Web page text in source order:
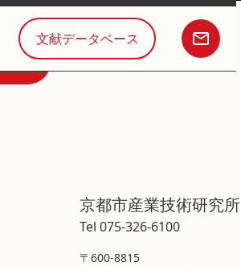
文献データベース
京都市産業技術研究所
Tel 075-326-6100
〒600-8815